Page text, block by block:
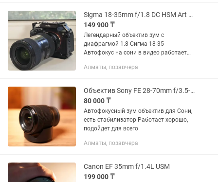
Sigma 18-35mm f/1.8 DC HSM Art для Sony
149 900 ₸
Легендарный объектив зум с
диафрагмой 1.8 Сигма 18-35
Автофокус на сони в видео работает
переходником - 240к
Алматы, позавчера
Объектив Sony FE 28-70mm f/3.5-5.6 OSS
80 000 ₸
Автофокусный зум объектив для Сони,
есть стабилизатор Работает хорошо,
подойдет для всего
Алматы, позавчера
Canon EF 35mm f/1.4L USM
199 000 ₸